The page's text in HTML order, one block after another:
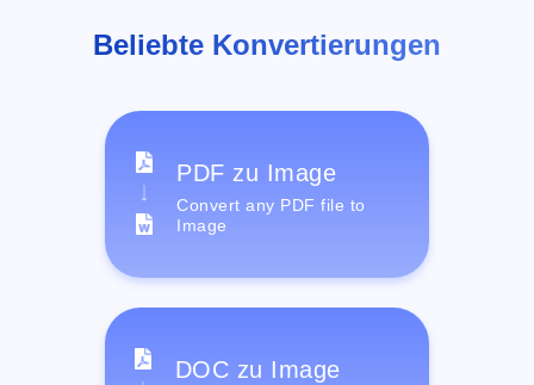
Beliebte Konvertierungen
PDF zu Image
Convert any PDF file to
Image
DOC zu Image